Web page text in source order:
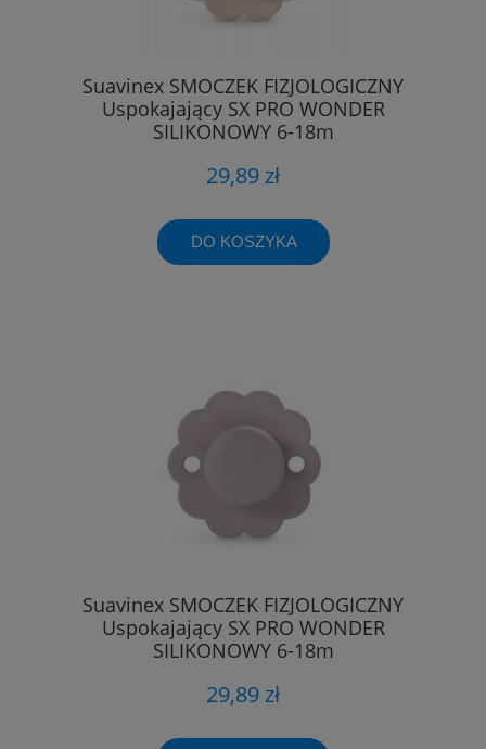
Suavinex SMOCZEK FIZJOLOGICZNY
Uspokajający SX PRO WONDER
SILIKONOWY 6-18m
29,89 zł
DO KOSZYKA
Suavinex SMOCZEK FIZJOLOGICZNY
Uspokajający SX PRO WONDER
SILIKONOWY 6-18m
29,89 zł